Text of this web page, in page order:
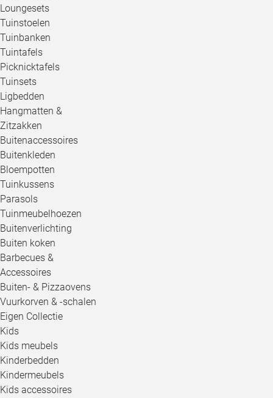
Loungesets
Tuinstoelen
Tuinbanken
Tuintafels
Picknicktafels
Tuinsets
Ligbedden
Hangmatten &
Zitzakken
Buitenaccessoires
Buitenkleden
Bloempotten
Tuinkussens
Parasols
Tuinmeubelhoezen
Buitenverlichting
Buiten koken
Barbecues &
Accessoires
Buiten- & Pizzaovens
Vuurkorven & -schalen
Eigen Collectie
Kids
Kids meubels
Kinderbedden
Kindermeubels
Kids accessoires